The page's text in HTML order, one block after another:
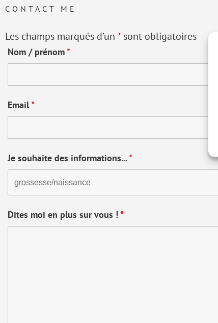
CONTACT ME
Les champs marqués d’un *sont obligatoires
Nom / prénom*
Email*
Je souhaite des informations...*
Dites moi en plus sur vous !*